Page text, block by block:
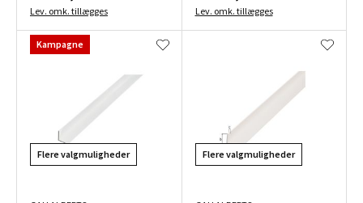
Lev. omk. tillægges Lev. omk. tillægges
Kampagne
Flere valgmuligheder Flere valgmuligheder